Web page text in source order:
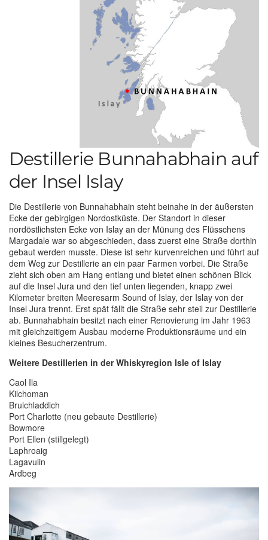
Destillerie Bunnahabhain auf
der Insel Islay
Die Destillerie von Bunnahabhain steht beinahe in der äußersten
Ecke der gebirgigen Nordostküste. Der Standort in dieser
nordöstlichsten Ecke von Islay an der Münung des Flüsschens
Margadale war so abgeschieden, dass zuerst eine Straße dorthin
gebaut werden musste. Diese ist sehr kurvenreichen und führt auf
dem Weg zur Destillerie an ein paar Farmen vorbei. Die Straße
zieht sich oben am Hang entlang und bietet einen schönen Blick
auf die Insel Jura und den tief unten liegenden, knapp zwei
Kilometer breiten Meeresarm Sound of Islay, der Islay von der
Insel Jura trennt. Erst spät fällt die Straße sehr steil zur Destillerie
ab. Bunnahabhain besitzt nach einer Renovierung im Jahr 1963
mit gleichzeitigem Ausbau moderne Produktionsräume und ein
kleines Besucherzentrum.
Weitere Destillerien in der Whiskyregion Isle of Islay
Caol Ila
Kilchoman
Bruichladdich
Port Charlotte (neu gebaute Destillerie)
Bowmore
Port Ellen (stillgelegt)
Laphroaig
Lagavulin
Ardbeg